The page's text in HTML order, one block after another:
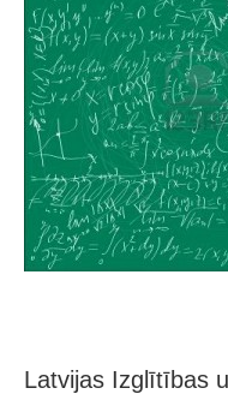
Latvijas Izglītības